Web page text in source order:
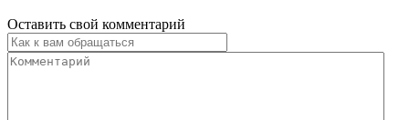
Оставить свой комментарий